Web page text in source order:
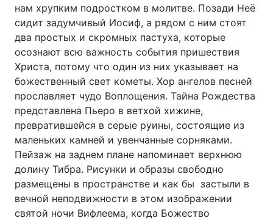
нам хрупким подростком в молитве. Позади Неё
сидит задумчивый Иосиф, а рядом с ним стоят
два простых и скромных пастуха, которые
осознают всю важность события пришествия
Христа, потому что один из них указывает на
божественный свет кометы. Хор ангелов песней
прославляет чудо Воплощения. Тайна Рождества
представлена ​​Пьеро в ветхой хижине,
превратившейся в серые руины, состоящие из
маленьких камней и увенчанные сорняками.
Пейзаж на заднем плане напоминает верхнюю
долину Тибра. Рисунки и образы свободно
размещены в пространстве и как бы застыли в
вечной неподвижности в этом изображении
святой ночи Вифлеема, когда Божество